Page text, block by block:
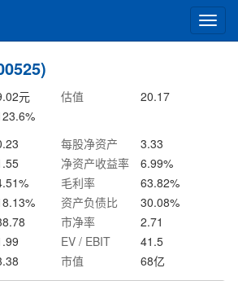
切
换
元 估值
20.17
%
每股净资产
3.33
净资产收益率 6.99%
% 毛利率 63.82%
% 资产负债比 30.08%
市净率
2.71
EV / EBIT
41.5
市值 68亿